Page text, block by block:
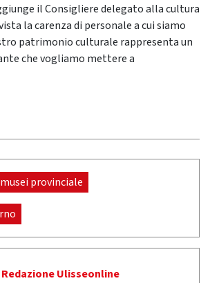
il Consigliere delegato alla cultura
la carenza di personale a cui siamo
patrimonio culturale rappresenta un
che vogliamo mettere a
musei provinciale
Redazione Ulisseonline